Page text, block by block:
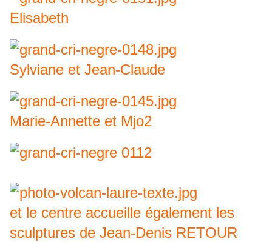
Elisabeth
Sylviane et Jean-Claude
Marie-Annette et Mjo2
et le centre accueille également les
sculptures de Jean-Denis RETOUR